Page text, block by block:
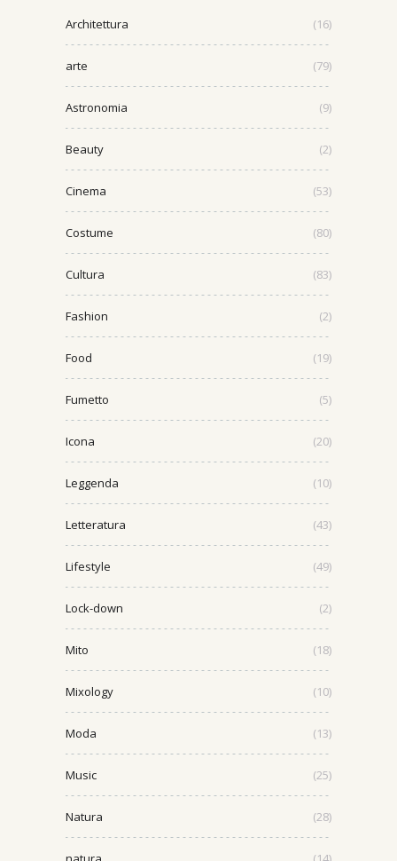
Architettura (16)
arte (79)
Astronomia (9)
Beauty (2)
Cinema (53)
Costume (80)
Cultura (83)
Fashion (2)
Food (19)
Fumetto (5)
Icona (20)
Leggenda (10)
Letteratura (43)
Lifestyle (49)
Lock-down (2)
Mito (18)
Mixology (10)
Moda (13)
Music (25)
Natura (28)